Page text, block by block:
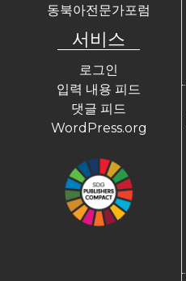
동북아전문가포럼
서비스
로그인
입력 내용 피드
댓글 피드
WordPress.org